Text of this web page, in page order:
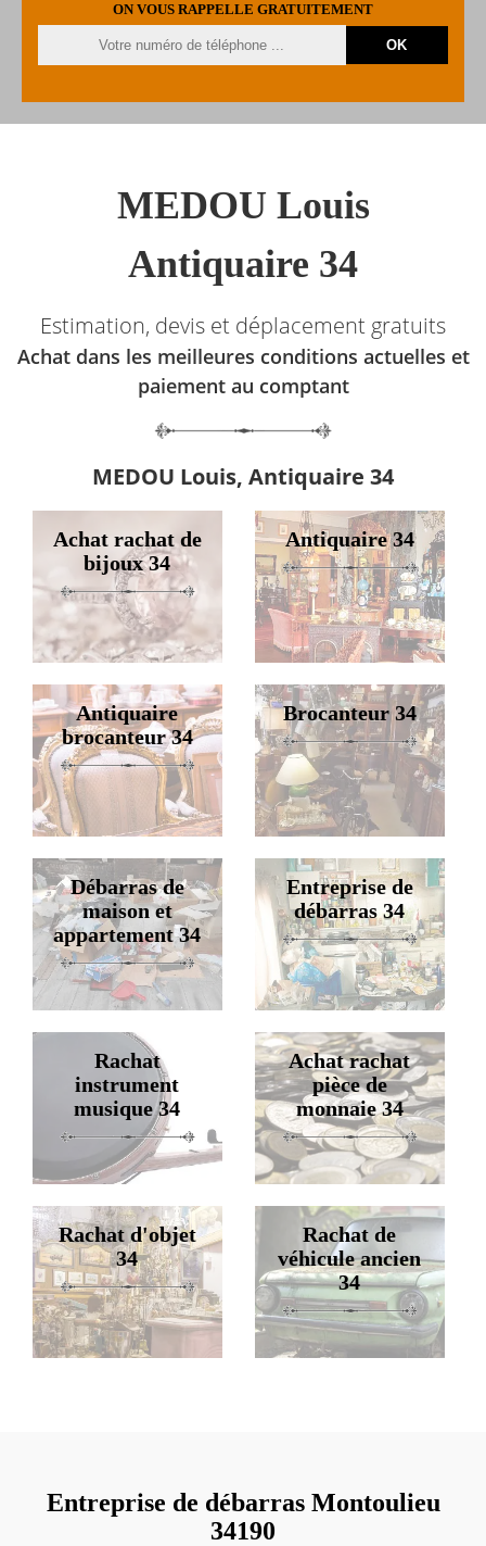
ON VOUS RAPPELLE GRATUITEMENT
MEDOU Louis
Antiquaire 34
Estimation, devis et déplacement gratuits
Achat dans les meilleures conditions actuelles et
paiement au comptant
MEDOU Louis, Antiquaire 34
Achat rachat de
bijoux 34
Antiquaire 34
Antiquaire
brocanteur 34
Brocanteur 34
Débarras de
maison et
appartement 34
Entreprise de
débarras 34
Rachat
instrument
musique 34
Achat rachat
pièce de
monnaie 34
Rachat d'objet
34
Rachat de
véhicule ancien
34
Entreprise de débarras Montoulieu
34190